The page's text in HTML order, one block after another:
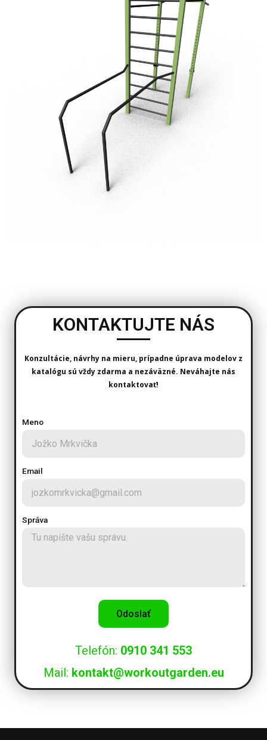
KONTAKTUJTE NÁS
Konzultácie, návrhy na mieru, prípadne úprava modelov z
katalógu sú vždy zdarma a nezáväzné. Neváhajte nás
kontaktovať!
Meno
Email
Správa
Odoslať
Telefón: 0910 341 553
Mail: kontakt@workoutgarden.eu